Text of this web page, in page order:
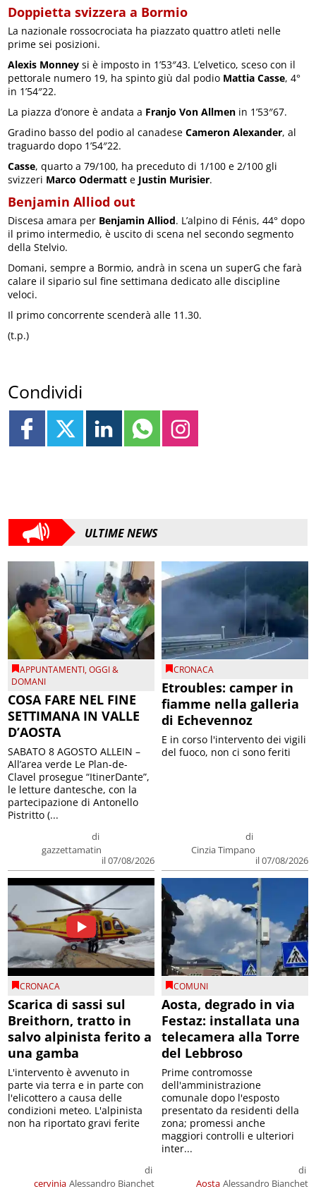
Doppietta svizzera a Bormio
La nazionale rossocrociata ha piazzato quattro atleti nelle
prime sei posizioni.
Alexis Monney si è imposto in 1’53″43. L’elvetico, sceso con il
pettorale numero 19, ha spinto giù dal podio Mattia Casse, 4°
in 1’54″22.
La piazza d’onore è andata a Franjo Von Allmen in 1’53″67.
Gradino basso del podio al canadeseCameron Alexander, al
traguardo dopo 1’54″22.
Casse, quarto a 79/100, ha preceduto di 1/100 e 2/100 gli
svizzeri Marco Odermatt e Justin Murisier.
Benjamin Alliod out
Discesa amara per Benjamin Alliod. L’alpino di Fénis, 44° dopo
il primo intermedio, è uscito di scena nel secondo segmento
della Stelvio.
Domani, sempre a Bormio, andrà in scena un superG che farà
calare il sipario sul fine settimana dedicato alle discipline
veloci.
Il primo concorrente scenderà alle 11.30.
(t.p.)
Condividi
ULTIME NEWS
APPUNTAMENTI,OGGI &
DOMANI
COSA FARE NEL FINE
SETTIMANA IN VALLE
D’AOSTA
di
gazzettamatin
il 07/08/2026
SABATO 8 AGOSTO ALLEIN –
All’area verde Le Plan-de-
Clavel prosegue “ItinerDante”,
le letture dantesche, con la
partecipazione di Antonello
Pistritto (...
CRONACA
Etroubles: camper in
fiamme nella galleria
di Echevennoz
di
Cinzia Timpano
il 07/08/2026
E in corso l'intervento dei vigili
del fuoco, non ci sono feriti
CRONACA
Scarica di sassi sul
Breithorn, tratto in
salvo alpinista ferito a
una gamba
cervinia
di
Alessandro Bianchet
L'intervento è avvenuto in
parte via terra e in parte con
l'elicottero a causa delle
condizioni meteo. L'alpinista
non ha riportato gravi ferite
COMUNI
Aosta, degrado in via
Festaz: installata una
telecamera alla Torre
del Lebbroso
Aosta
di
Alessandro Bianchet
Prime contromosse
dell'amministrazione
comunale dopo l'esposto
presentato da residenti della
zona; promessi anche
maggiori controlli e ulteriori
inter...